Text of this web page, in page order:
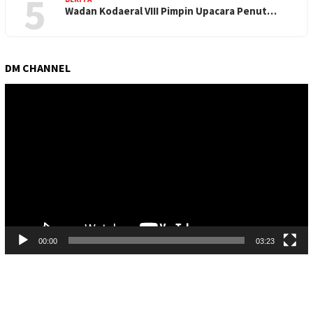
5 Wadan Kodaeral VIII Pimpin Upacara Penut…
DM CHANNEL
00:00 03:23